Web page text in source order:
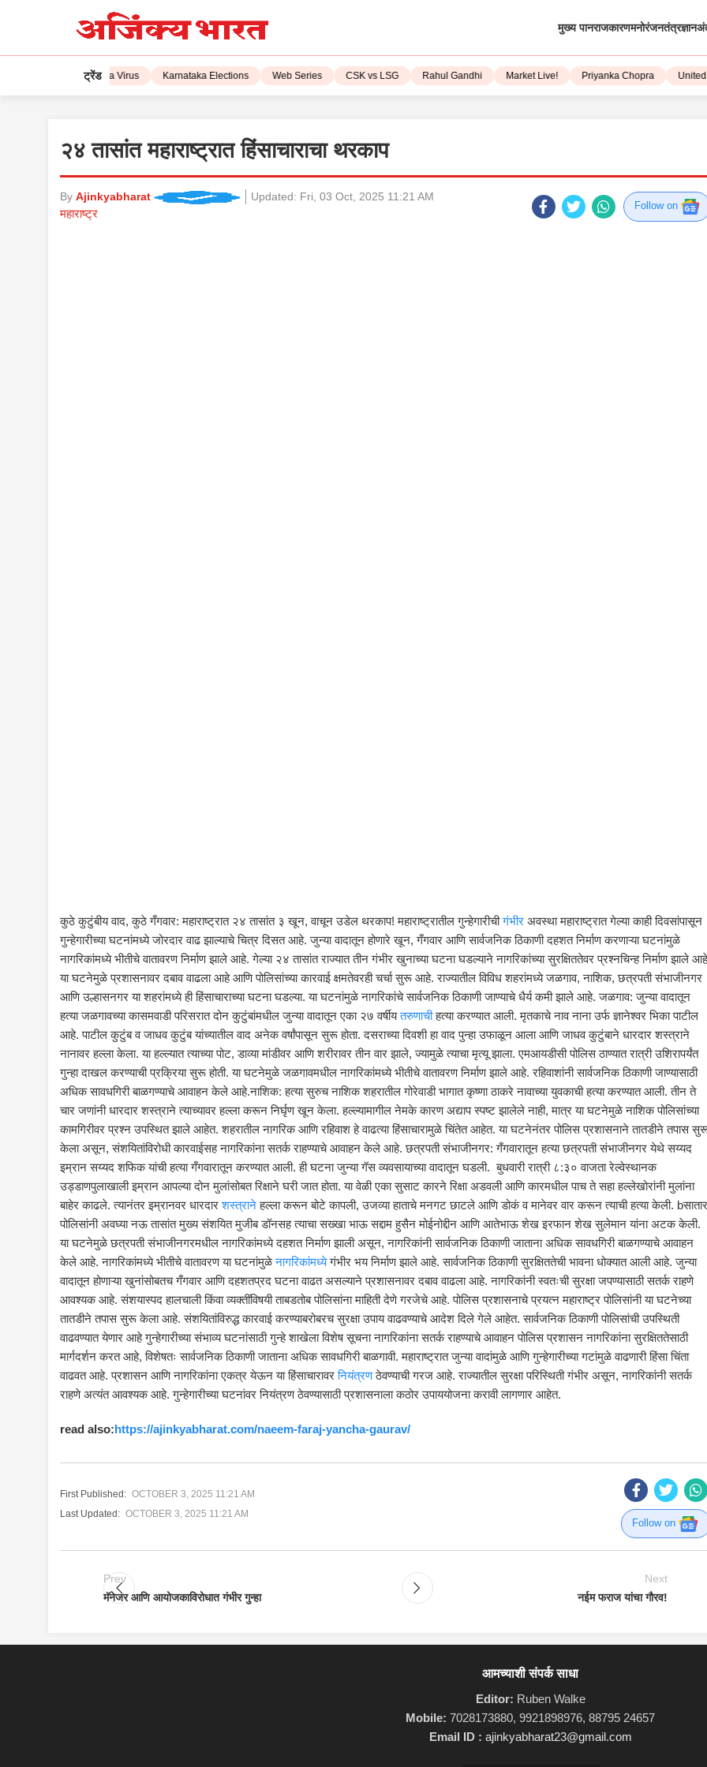
मुख्य पानराजकारणमनोरंजनतंत्रज्ञान
ट्रेंड
Corona Virus Karnataka Elections Web Series CSK vs LSG Rahul Gandhi Market Live! Priyanka Chopra United
२४ तासांत महाराष्ट्रात हिंसाचाराचा थरकाप
By Ajinkyabharat Updated: Fri, 03 Oct, 2025 11:21 AM
महाराष्ट्र
Follow on
कुठे कुटुंबीय वाद, कुठे गँगवार: महाराष्ट्रात २४ तासांत ३ खून, वाचून उडेल थरकाप! महाराष्ट्रातील गुन्हेगारीचीगंभीर अवस्था महाराष्ट्रात गेल्या काही दिवसांपासून
गुन्हेगारीच्या घटनांमध्ये जोरदार वाढ झाल्याचे चित्र दिसत आहे. जुन्या वादातून होणारे खून, गँगवार आणि सार्वजनिक ठिकाणी दहशत निर्माण करणाऱ्या घटनांमुळे
नागरिकांमध्ये भीतीचे वातावरण निर्माण झाले आहे. गेल्या २४ तासांत राज्यात तीन गंभीर खुनाच्या घटना घडल्याने नागरिकांच्या सुरक्षिततेवर प्रश्नचिन्ह निर्माण झाले
या घटनेमुळे प्रशासनावर दबाव वाढला आहे आणि पोलिसांच्या कारवाई क्षमतेवरही चर्चा सुरू आहे. राज्यातील विविध शहरांमध्ये जळगाव, नाशिक, छत्रपती संभाजीनगर
आणि उल्हासनगर या शहरांमध्ये ही हिंसाचाराच्या घटना घडल्या. या घटनांमुळे नागरिकांचे सार्वजनिक ठिकाणी जाण्याचे धैर्य कमी झाले आहे. जळगाव: जुन्या वादातून
हत्या जळगावच्या कासमवाडी परिसरात दोन कुटुंबांमधील जुन्या वादातून एका २७ वर्षीयतरुणाचीहत्या करण्यात आली. मृतकाचे नाव नाना उर्फ ज्ञानेश्वर भिका पाटील
आहे. पाटील कुटुंब व जाधव कुटुंब यांच्यातील वाद अनेक वर्षांपासून सुरू होता. दसराच्या दिवशी हा वाद पुन्हा उफाळून आला आणि जाधव कुटुंबाने धारदार शस्त्राने
नानावर हल्ला केला. या हल्ल्यात त्याच्या पोट, डाव्या मांडीवर आणि शरीरावर तीन वार झाले, ज्यामुळे त्याचा मृत्यू झाला. एमआयडीसी पोलिस ठाण्यात रात्री उशिरापर्यंत
गुन्हा दाखल करण्याची प्रक्रिया सुरू होती. या घटनेमुळे जळगावमधील नागरिकांमध्ये भीतीचे वातावरण निर्माण झाले आहे. रहिवाशांनी सार्वजनिक ठिकाणी जाण्यासाठी
अधिक सावधगिरी बाळगण्याचे आवाहन केले आहे.नाशिक: हत्या सुरुच नाशिक शहरातील गोरेवाडी भागात कृष्णा ठाकरे नावाच्या युवकाची हत्या करण्यात आली. तीन ते
चार जणांनी धारदार शस्त्राने त्याच्यावर हल्ला करून निर्घृण खून केला. हल्ल्यामागील नेमके कारण अद्याप स्पष्ट झालेले नाही, मात्र या घटनेमुळे नाशिक पोलिसांच्या
कामगिरीवर प्रश्न उपस्थित झाले आहेत. शहरातील नागरिक आणि रहिवाश हे वाढत्या हिंसाचारामुळे चिंतेत आहेत. या घटनेनंतर पोलिस प्रशासनाने तातडीने तपास
केला असून, संशयितांविरोधी कारवाईसह नागरिकांना सतर्क राहण्याचे आवाहन केले आहे. छत्रपती संभाजीनगर: गँगवारातून हत्या छत्रपती संभाजीनगर येथे सय्यद
इम्रान सय्यद शफिक यांची हत्या गँगवारातून करण्यात आली. ही घटना जुन्या गॅस व्यवसायाच्या वादातून घडली. बुधवारी रात्री ८:३० वाजता रेल्वेस्थानक
उड्डाणपुलाखाली इम्रान आपल्या दोन मुलांसोबत रिक्षाने घरी जात होता. या वेळी एका सुसाट कारने रिक्षा अडवली आणि कारमधील पाच ते सहा हल्लेखोरांनी मुलांना
बाहेर काढले. त्यानंतर इम्रानवर धारदारशस्त्रानेहल्ला करून बोटे कापली, उजव्या हाताचे मनगट छाटले आणि डोकं व मानेवर वार करून त्याची हत्या केली.
पोलिसांनी अवघ्या नऊ तासांत मुख्य संशयित मुजीब डॉनसह त्याचा सख्खा भाऊ सद्दाम हुसैन मोईनोद्दीन आणि आतेभाऊ शेख इरफान शेख सुलेमान यांना अटक केली.
या घटनेमुळे छत्रपती संभाजीनगरमधील नागरिकांमध्ये दहशत निर्माण झाली असून, नागरिकांनी सार्वजनिक ठिकाणी जाताना अधिक सावधगिरी बाळगण्याचे आवाहन
केले आहे. नागरिकांमध्ये भीतीचे वातावरण या घटनांमुळेनागरिकांमध्येगंभीर भय निर्माण झाले आहे. सार्वजनिक ठिकाणी सुरक्षिततेची भावना धोक्यात आली आहे. जुन्या
वादातून होणाऱ्या खुनांसोबतच गँगवार आणि दहशतप्रद घटना वाढत असल्याने प्रशासनावर दबाव वाढला आहे. नागरिकांनी स्वतःची सुरक्षा जपण्यासाठी सतर्क राहणे
आवश्यक आहे. संशयास्पद हालचाली किंवा व्यक्तींविषयी ताबडतोब पोलिसांना माहिती देणे गरजेचे आहे. पोलिस प्रशासनाचे प्रयत्न महाराष्ट्र पोलिसांनी या घटनेच्या
तातडीने तपास सुरू केला आहे. संशयितांविरुद्ध कारवाई करण्याबरोबरच सुरक्षा उपाय वाढवण्याचे आदेश दिले गेले आहेत. सार्वजनिक ठिकाणी पोलिसांची उपस्थिती
वाढवण्यात येणार आहे गुन्हेगारीच्या संभाव्य घटनांसाठी गुन्हे शाखेला विशेष सूचना नागरिकांना सतर्क राहण्याचे आवाहन पोलिस प्रशासन नागरिकांना सुरक्षिततेसाठी
मार्गदर्शन करत आहे, विशेषतः सार्वजनिक ठिकाणी जाताना अधिक सावधगिरी बाळगावी. महाराष्ट्रात जुन्या वादांमुळे आणि गुन्हेगारीच्या गटांमुळे वाढणारी हिंसा चिंता
वाढवत आहे. प्रशासन आणि नागरिकांना एकत्र येऊन या हिंसाचारावरनियंत्रणठेवण्याची गरज आहे. राज्यातील सुरक्षा परिस्थिती गंभीर असून, नागरिकांनी सतर्क
राहणे अत्यंत आवश्यक आहे. गुन्हेगारीच्या घटनांवर नियंत्रण ठेवण्यासाठी प्रशासनाला कठोर उपाययोजना करावी लागणार आहेत.
read also:https://ajinkyabharat.com/naeem-faraj-yancha-gaurav/
First Published: OCTOBER 3, 2025 11:21 AM
Last Updated: OCTOBER 3, 2025 11:21 AM
Follow on
Prev
मॅनेजर आणि आयोजकाविरोधात गंभीर गुन्हा
Next
नईम फराज यांचा गौरव!
आमच्याशी संपर्क साधा
Editor: Ruben Walke
Mobile: 7028173880, 9921898976, 88795 24657
Email ID : ajinkyabharat23@gmail.com